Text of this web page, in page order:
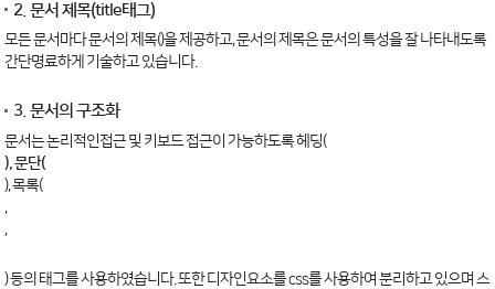
2. 문서 제목(title태그)
모든 문서마다 문서의 제목()을 제공하고, 문서의 제목은 문서의 특성을 잘 나타내도록
간단명료하게 기술하고 있습니다.
3. 문서의 구조화
문서는 논리적인접근 및 키보드 접근이 가능하도록 헤딩(
), 문단(
), 목록(
,
,
) 등의 태그를 사용하였습니다. 또한 디자인요소를 css를 사용하여 분리하고 있으며 스